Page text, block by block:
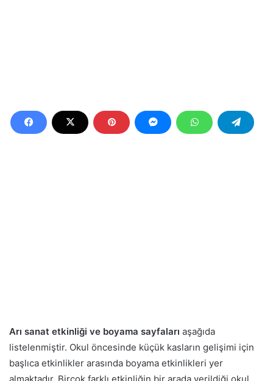
Arı sanat etkinliği ve boyama sayfaları aşağıda
listelenmiştir. Okul öncesinde küçük kasların gelişimi için
başlıca etkinlikler arasında boyama etkinlikleri yer